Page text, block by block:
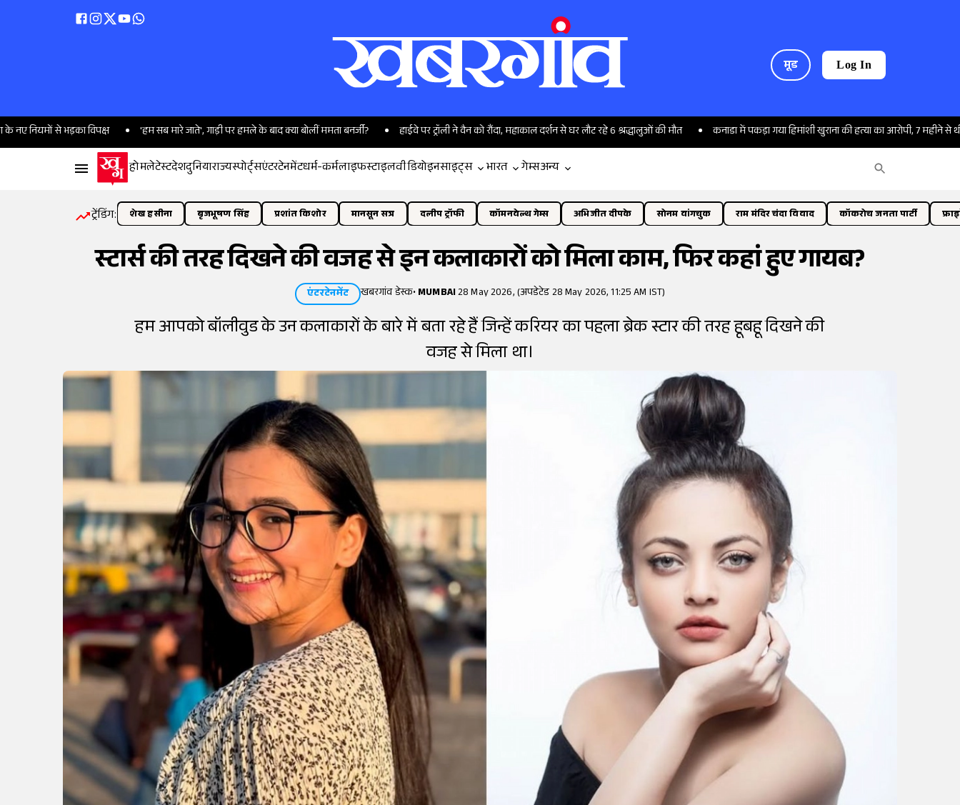
मूड Log In
से भड़का विपक्ष 'हम सब मारे जाते', गाड़ी पर हमले के बाद क्या बोलीं ममता बनर्जी? हाईवे पर ट्रॉली ने वैन को रौंदा, महाकाल दर्शन से घर लौट रहे 6 श्रद्धालुओं की मौत कनाडा में पकड़ा गया हिमांशी खुराना की हत्या का आरोपी, 7 महीने से थी तलाश
होमलेटेस्टदेशदुनियाराज्यस्पोर्ट्सएंटरटेनमेंटधर्म-कर्मलाइफस्टाइलवीडियोइनसाइट्स भारत गेम्सअन्य
ट्रेंडिंग: शेख हसीना बृजभूषण सिंह प्रशांत किशोर मानसून सत्र दलीप ट्रॉफी कॉमनवेल्थ गेम्स अभिजीत दीपके सोनम वांगचुक राम मंदिर चंदा विवाद कॉकरोच जनता पार्टी
स्टार्स की तरह दिखने की वजह से इन कलाकारों को मिला काम, फिर कहां हुए गायब?
एंटरटेनमेंट खबरगांव डेस्क•MUMBAI28 May 2026, (अपडेटेड 28 May 2026, 11:25 AM IST)
हम आपको बॉलीवुड के उन कलाकारों के बारे में बता रहे हैं जिन्हें करियर का पहला ब्रेक स्टार की तरह हूबहू दिखने की
वजह से मिला था।